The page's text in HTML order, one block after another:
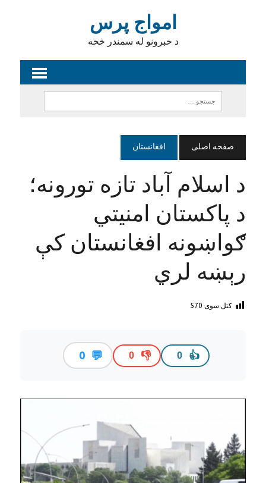
امواج پرس
د خبرونو له سمندر څخه
صفحه اصلی افغانستان
د اسلام آباد تازه تورونه؛
د پاکستان امنیتي
ګواښونه افغانستان کې
رېښه لري
کتل سوی 570
👍
0
👎
0
💬
0